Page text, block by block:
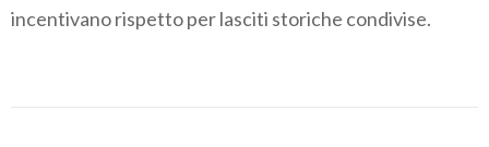
incentivano rispetto per lasciti storiche condivise.